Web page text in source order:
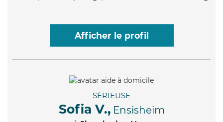
Afficher le profil
SÉRIEUSE
Sofia V., Ensisheim